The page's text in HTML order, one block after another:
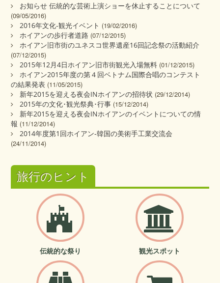
お知らせ 伝統的な芸術上演ショーを休止することについて
(09/05/2016)
2016年文化‐観光イベント (19/02/2016)
ホイアンの歩行者道路 (07/12/2015)
ホイアン旧市街のユネスコ世界遺産16回記念祭の活動紹介
(07/12/2015)
2015年12月4日ホイアン旧市街観光入場無料 (01/12/2015)
ホイアン2015年度の第４回ベトナム国際合唱のコンテスト
の結果発表 (11/05/2015)
新年2015を迎える夜会INホイアンの招待状 (29/12/2014)
2015年の文化･観光祭典･行事 (15/12/2014)
新年2015を迎える夜会INホイアンのイベントについての情
報 (11/12/2014)
2014年度第1回ホイアン‐韓国の美術手工業交流会
(24/11/2014)
旅行のヒント
伝統的な祭り 観光スポット